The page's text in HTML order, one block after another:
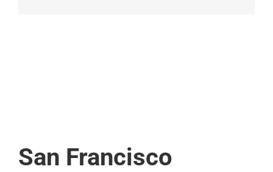
San Francisco